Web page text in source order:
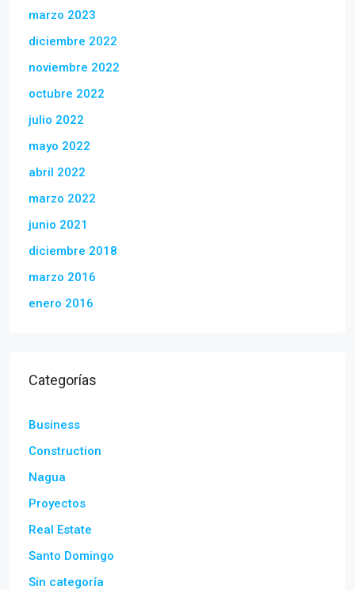
marzo 2023
diciembre 2022
noviembre 2022
octubre 2022
julio 2022
mayo 2022
abril 2022
marzo 2022
junio 2021
diciembre 2018
marzo 2016
enero 2016
Categorías
Business
Construction
Nagua
Proyectos
Real Estate
Santo Domingo
Sin categoría